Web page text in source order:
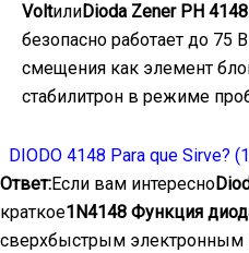
VoltилиDioda Zener PH
безопасно работает до 75
смещения как элемент
стабилитрон в режиме
DIODO 4148 Para que Sirve?
Ответ:Если вам интересно
краткое1N4148 Функция
сверхбыстрым электронным